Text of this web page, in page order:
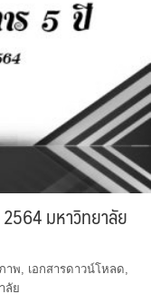
มหาวิทยาลัย
าพ, เอกสารดาวน์โหลด,
ลัย